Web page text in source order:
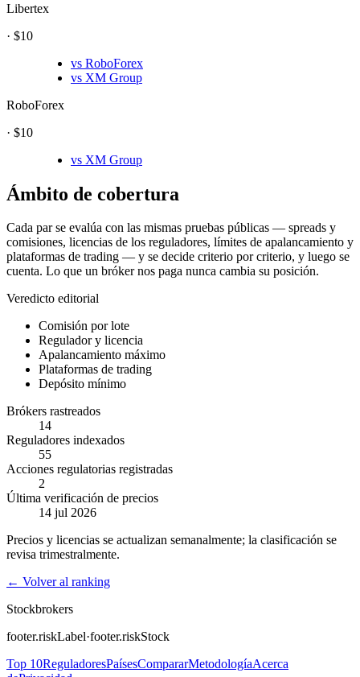
Libertex
· $10
vs RoboForex
vs XM Group
RoboForex
· $10
vs XM Group
Ámbito de cobertura
Cada par se evalúa con las mismas pruebas públicas — spreads y
comisiones, licencias de los reguladores, límites de apalancamiento y
plataformas de trading — y se decide criterio por criterio, y luego se
cuenta. Lo que un bróker nos paga nunca cambia su posición.
Veredicto editorial
Comisión por lote
Regulador y licencia
Apalancamiento máximo
Plataformas de trading
Depósito mínimo
Brókers rastreados
14
Reguladores indexados
55
Acciones regulatorias registradas
2
Última verificación de precios
14 jul 2026
Precios y licencias se actualizan semanalmente; la clasificación se
revisa trimestralmente.
← Volver al ranking
Stockbrokers
footer.riskLabel·footer.riskStock
Top 10ReguladoresPaísesCompararMetodologíaAcerca